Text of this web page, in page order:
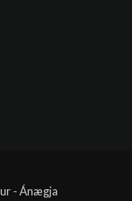
- Ánægja